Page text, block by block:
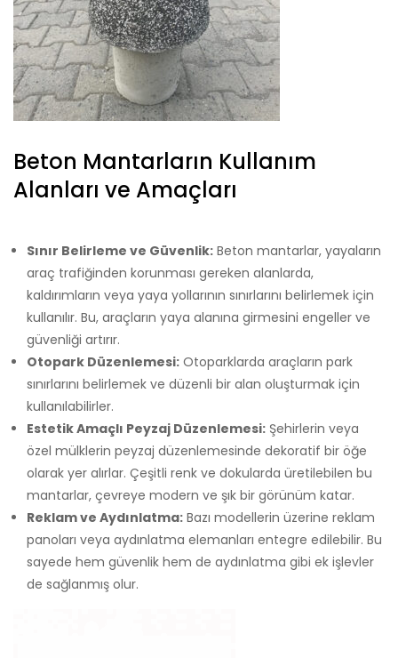
Beton Mantarların Kullanım
Alanları ve Amaçları
Sınır Belirleme ve Güvenlik: Beton mantarlar, yayaların
araç trafiğinden korunması gereken alanlarda,
kaldırımların veya yaya yollarının sınırlarını belirlemek için
kullanılır. Bu, araçların yaya alanına girmesini engeller ve
güvenliği artırır.
Otopark Düzenlemesi: Otoparklarda araçların park
sınırlarını belirlemek ve düzenli bir alan oluşturmak için
kullanılabilirler.
Estetik Amaçlı Peyzaj Düzenlemesi: Şehirlerin veya
özel mülklerin peyzaj düzenlemesinde dekoratif bir öğe
olarak yer alırlar. Çeşitli renk ve dokularda üretilebilen bu
mantarlar, çevreye modern ve şık bir görünüm katar.
Reklam ve Aydınlatma: Bazı modellerin üzerine reklam
panoları veya aydınlatma elemanları entegre edilebilir. Bu
sayede hem güvenlik hem de aydınlatma gibi ek işlevler
de sağlanmış olur.